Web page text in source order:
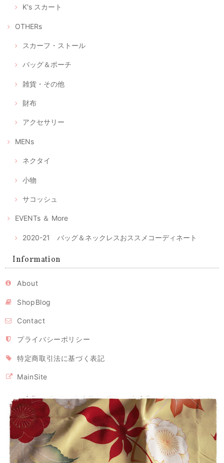
注文後、すぐに届きました。時節柄、少しでも早く入手したい物だった
合いもあります。 マスクの季節が終わってもこのケースは、ずっと手元
嬉しいです。ピンクの絣はとてもかわいくて、私の大のお
2020/04/26
【モンステラ様専用・受注制作】立体型マスク ノーズワイヤー入り（白の晒し綿100％利用）
2020/04/26
K's スカート
OTHERs
スカーフ・ストール
バッグ＆ポーチ
雑貨・その他
財布
アクセサリー
MENs
ネクタイ
小物
サコッシュ
EVENTs ＆ More
2020-21 バッグ＆ネックレスおススメコーディネート
Information
About
ShopBlog
Contact
プライバシーポリシー
特定商取引法に基づく表記
MainSite